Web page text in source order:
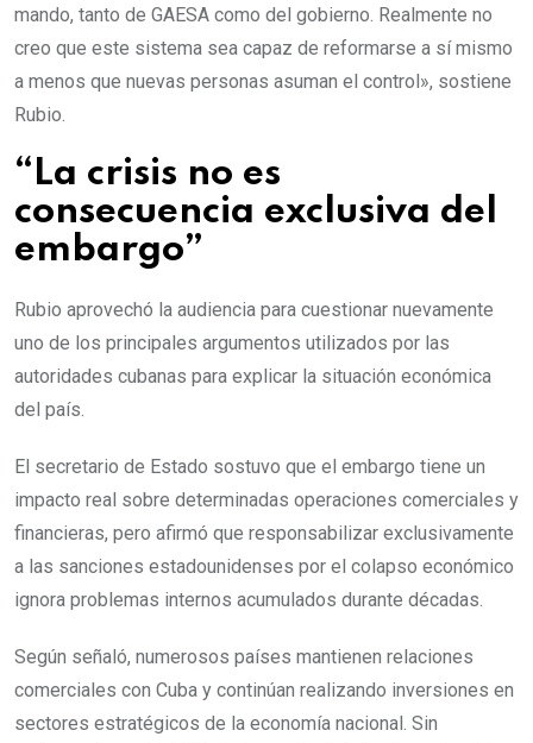
mando, tanto de GAESA como del gobierno. Realmente no
creo que este sistema sea capaz de reformarse a sí mismo
a menos que nuevas personas asuman el control», sostiene
Rubio.
“La crisis no es
consecuencia exclusiva del
embargo”
Rubio aprovechó la audiencia para cuestionar nuevamente
uno de los principales argumentos utilizados por las
autoridades cubanas para explicar la situación económica
del país.
El secretario de Estado sostuvo que el embargo tiene un
impacto real sobre determinadas operaciones comerciales y
financieras, pero afirmó que responsabilizar exclusivamente
a las sanciones estadounidenses por el colapso económico
ignora problemas internos acumulados durante décadas.
Según señaló, numerosos países mantienen relaciones
comerciales con Cuba y continúan realizando inversiones en
sectores estratégicos de la economía nacional. Sin